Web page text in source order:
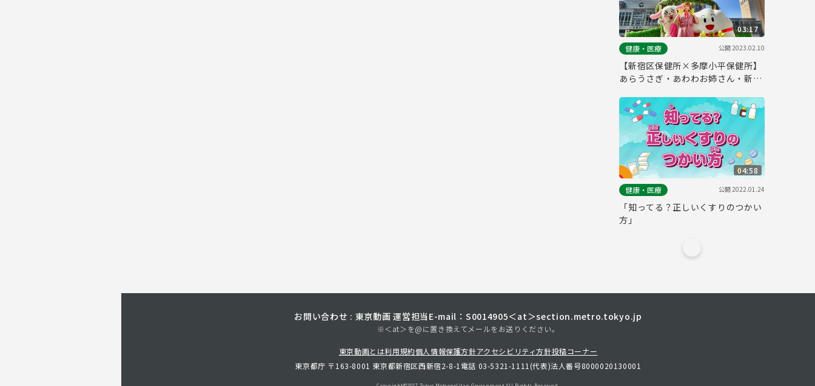
03:17
健康・医療
公開2023.02.10
【新宿区保健所×多摩小平保健所】
あらうさぎ・あわわお姉さん・新宿
04:58
健康・医療
公開2022.01.24
「知ってる？正しいくすりのつかい
方」
お問い合わせ : 東京動画 運営担当 E-mail：S0014905＜at＞section.metro.tokyo.jp
※＜at＞を@に置き換えてメールをお送りください。
東京動画とは利用規約個人情報保護方針アクセシビリティ方針投稿コーナー
東京都庁 〒163-8001 東京都新宿区西新宿2-8-1 電話 03-5321-1111(代表)法人番号8000020130001